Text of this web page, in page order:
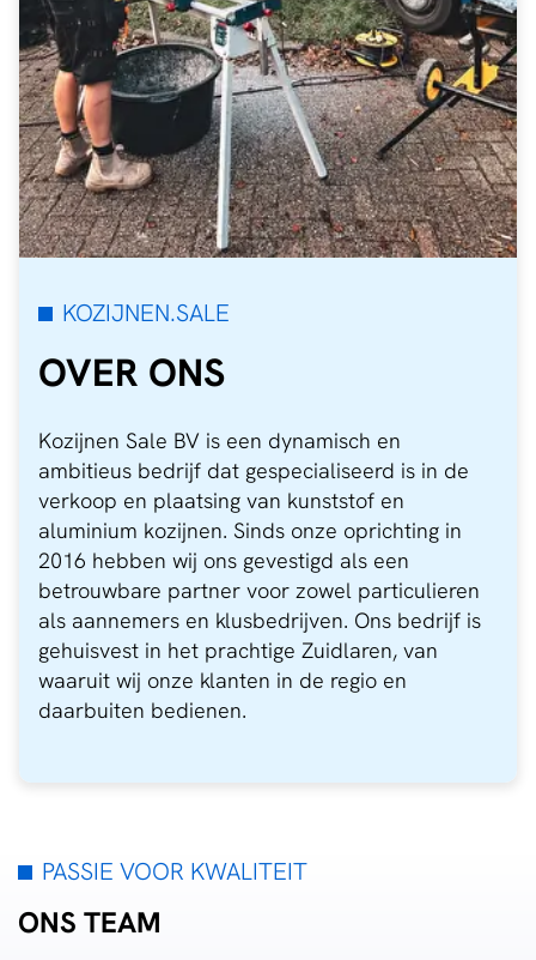
KOZIJNEN.SALE
OVER ONS
Kozijnen Sale BV is een dynamisch en
ambitieus bedrijf dat gespecialiseerd is in de
verkoop en plaatsing van kunststof en
aluminium kozijnen. Sinds onze oprichting in
2016 hebben wij ons gevestigd als een
betrouwbare partner voor zowel particulieren
als aannemers en klusbedrijven. Ons bedrijf is
gehuisvest in het prachtige Zuidlaren, van
waaruit wij onze klanten in de regio en
daarbuiten bedienen.
PASSIE VOOR KWALITEIT
ONS TEAM